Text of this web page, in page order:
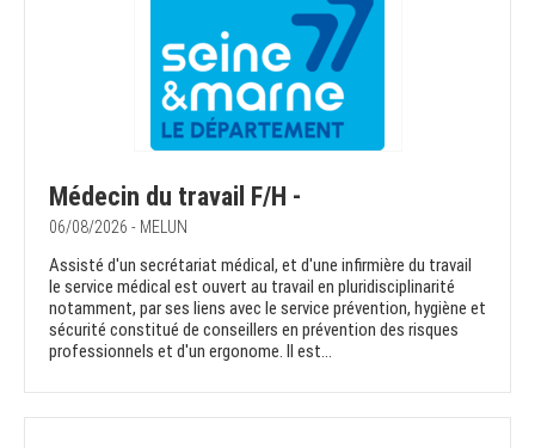
Médecin du travail F/H -
06/08/2026 - MELUN
Assisté d'un secrétariat médical, et d'une infirmière du travail
le service médical est ouvert au travail en pluridisciplinarité
notamment, par ses liens avec le service prévention, hygiène et
sécurité constitué de conseillers en prévention des risques
professionnels et d'un ergonome. Il est...